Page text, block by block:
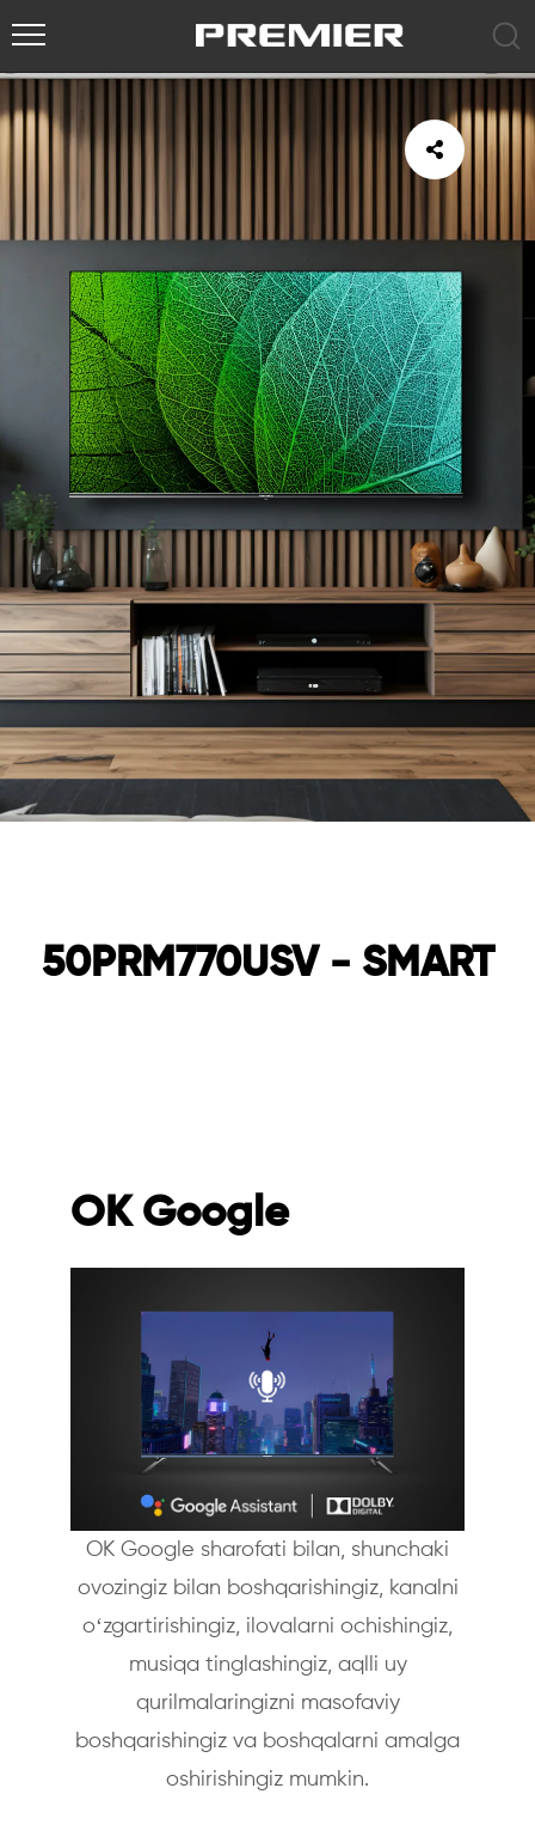
50PRM770USV - SMART
OK Google
OK Google sharofati bilan, shunchaki
ovozingiz bilan boshqarishingiz, kanalni
oʻzgartirishingiz, ilovalarni ochishingiz,
musiqa tinglashingiz, aqlli uy
qurilmalaringizni masofaviy
boshqarishingiz va boshqalarni amalga
oshirishingiz mumkin.